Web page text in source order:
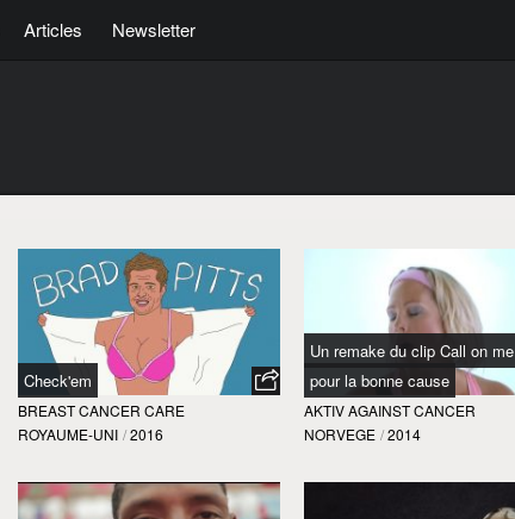
Articles Newsletter
Check'em
BREAST CANCER CARE
ROYAUME-UNI / 2016
Un remake du clip Call on me
pour la bonne cause
AKTIV AGAINST CANCER
NORVEGE / 2014